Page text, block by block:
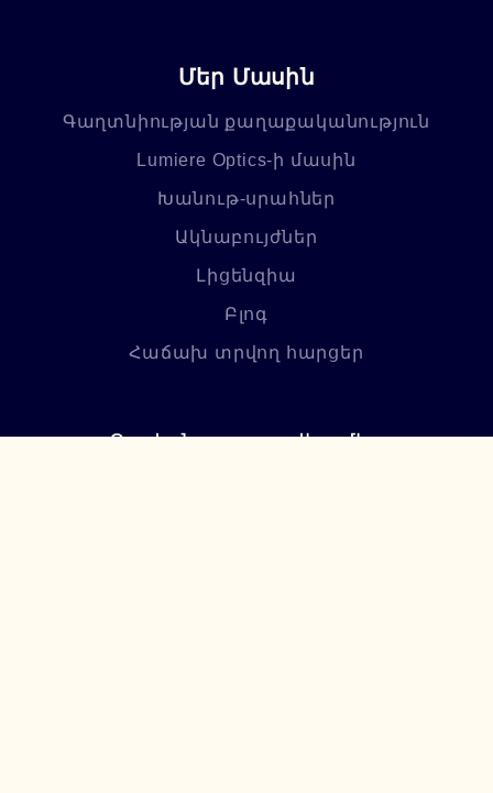
Մեր Մասին
Գաղտնիության քաղաքականություն
Lumiere Optics-ի մասին
Խանութ-սրահներ
Ակնաբույժներ
Լիցենզիա
Բլոգ
Հաճախ տրվող հարցեր
Բաժանորդագրվեք մեր